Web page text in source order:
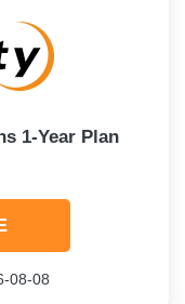
1-Year Plan
08-08